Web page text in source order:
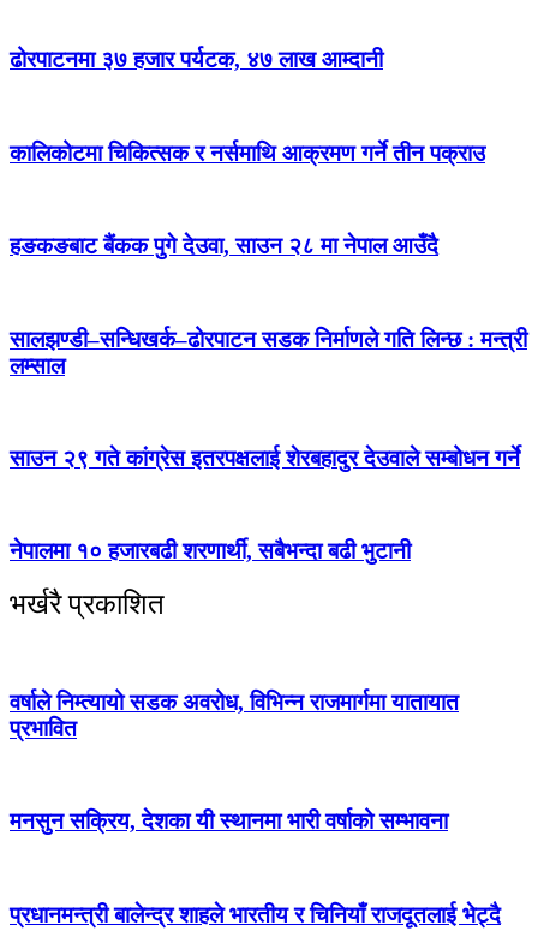
ढोरपाटनमा ३७ हजार पर्यटक, ४७ लाख आम्दानी
कालिकोटमा चिकित्सक र नर्समाथि आक्रमण गर्ने तीन पक्राउ
हङकङबाट बैंकक पुगे देउवा, साउन २८ मा नेपाल आउँदै
सालझण्डी–सन्धिखर्क–ढोरपाटन सडक निर्माणले गति लिन्छ : मन्त्री
लम्साल
साउन २९ गते कांग्रेस इतरपक्षलाई शेरबहादुर देउवाले सम्बोधन गर्ने
नेपालमा १० हजारबढी शरणार्थी, सबैभन्दा बढी भुटानी
भर्खरै प्रकाशित
वर्षाले निम्त्यायो सडक अवरोध, विभिन्न राजमार्गमा यातायात
प्रभावित
मनसुन सक्रिय, देशका यी स्थानमा भारी वर्षाको सम्भावना
प्रधानमन्त्री बालेन्द्र शाहले भारतीय र चिनियाँ राजदूतलाई भेट्दै